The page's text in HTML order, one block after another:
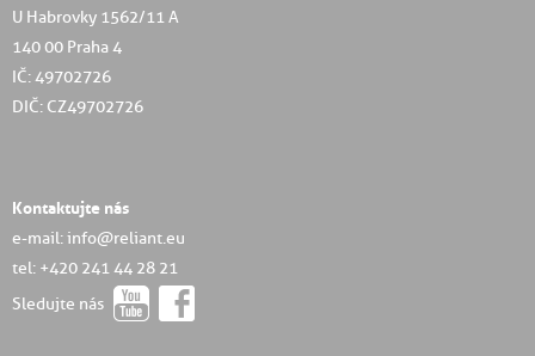
U Habrovky 1562/11 A
140 00 Praha 4
IČ: 49702726
DIČ: CZ49702726
Kontaktujte nás
e-mail: info@reliant.eu
tel: +420 241 44 28 21
Sledujte nás